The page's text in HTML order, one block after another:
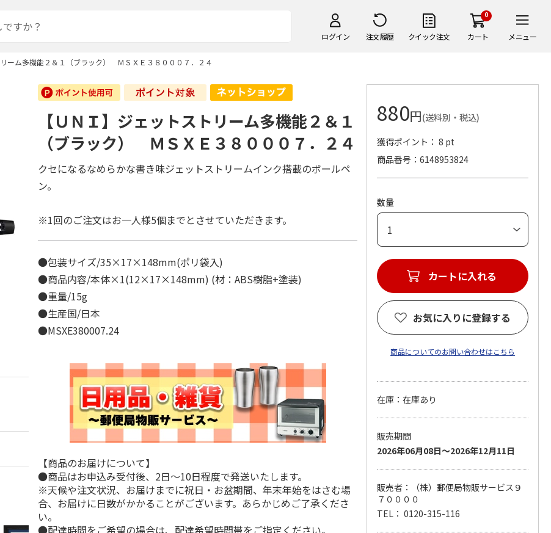
ログイン 注文履歴 クイック注文
0
カート メニュー
リーム多機能２＆１（ブラック） ＭＳＸＥ３８０００７．２４
【ＵＮＩ】ジェットストリーム多機能２＆１
（ブラック） ＭＳＸＥ３８０００７．２４
クセになるなめらかな書き味ジェットストリームインク搭載のボールペ
ン。
※1回のご注文はお一人様5個までとさせていただきます。
●包装サイズ/35×17×148mm(ポリ袋入)
●商品内容/本体×1(12×17×148mm) (材：ABS樹脂+塗装)
●重量/15g
●生産国/日本
●MSXE380007.24
【商品のお届けについて】
●商品はお申込み受付後、2日～10日程度で発送いたします。
※天候や注文状況、お届けまでに祝日・お盆期間、年末年始をはさむ場
合、お届けに日数がかかることがございます。あらかじめご了承くださ
い。
●配達時間をご希望の場合は、配達希望時間帯をご指定ください。
880円(送料別・税込)
獲得ポイント： 8 pt
商品番号
6148953824
数量
カートに入れる
お気に入りに登録する
商品についてのお問い合わせはこちら
在庫：在庫あり
販売期間
2026年06月08日～2026年12月11日
販売者：（株）郵便局物販サービス９
７００００
TEL： 0120-315-116